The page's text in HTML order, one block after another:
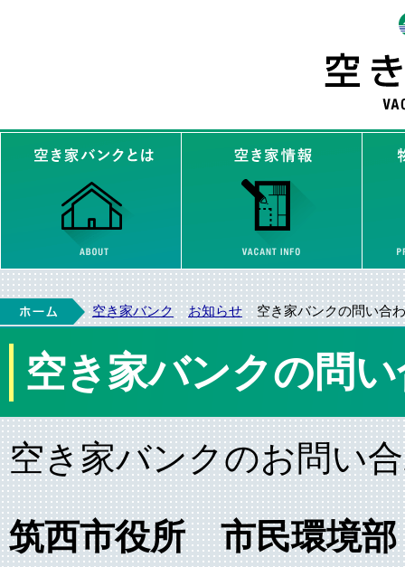
ホーム
空き家バンク お知らせ 空き家バンクの問い合
空き家バンクの問
空き家バンクのお問い
筑西市役所 市民環境